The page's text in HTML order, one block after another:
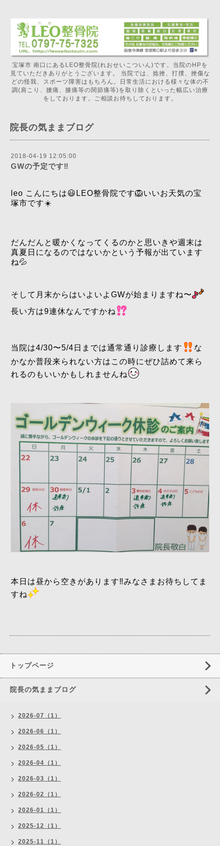
宝塚市 南口にあるLEO整骨院(れおせいこついん)です。当院のHPを
見ていただきありがとうございます。 当院では、捻挫、打撲、挫傷な
どの怪我、スポーツ障害はもちろん。日常生活における様々な体の不
調(肩こり、腰痛、膝痛等の関節痛等)を取り除くといった幅広い治療
をしております。ご相談お待ちしております。
院長の気ままブログ
2018-04-19 12:05:00
GWの予定です‼️
leo こんにちは😃LEO整骨院です🦁いいお天気の宝
塚市です☀️
だんだんと暖かくなってくるのかと思いきや週末は
真夏日になるのではないかという予報が出ています
ね💦
そして月末からはいよいよGWが始まりますね〜
長い方は9連休なんですかね
当院は4/30〜5/4日までは通常通り診療します
な
かなか普段来られない方はこの時にぜひ詰めて来ら
れるのもいいかもしれませんね
本日は昼から空きがあります‼️みなさまお待ちしてま
すね
トップページ
院長の気ままブログ
2026-07（1）
2026-06（1）
2026-05（1）
2026-04（1）
2026-03（1）
2026-02（1）
2026-01（1）
2025-12（1）
2025-11（1）